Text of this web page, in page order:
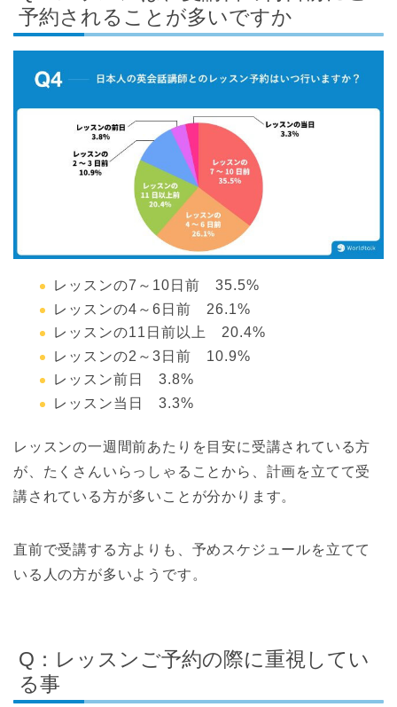
予約されることが多いですか
レッスンの7～10日前 35.5%
レッスンの4～6日前 26.1%
レッスンの11日前以上 20.4%
レッスンの2～3日前 10.9%
レッスン前日 3.8%
レッスン当日 3.3%
レッスンの一週間前あたりを目安に受講されている方
が、たくさんいらっしゃることから、計画を立てて受
講されている方が多いことが分かります。
直前で受講する方よりも、予めスケジュールを立てて
いる人の方が多いようです。
Q：レッスンご予約の際に重視してい
る事